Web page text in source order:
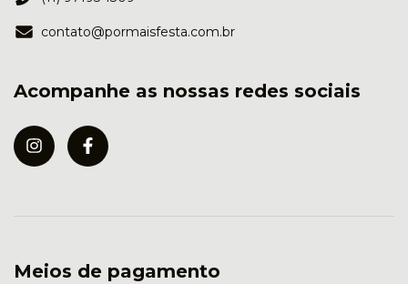
contato@pormaisfesta.com.br
Acompanhe as nossas redes sociais
Meios de pagamento